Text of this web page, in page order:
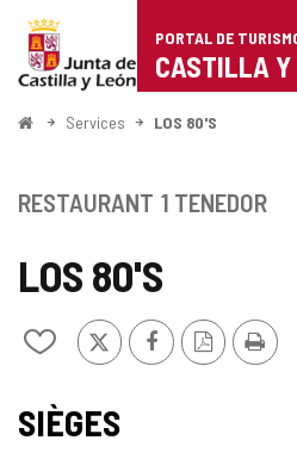
Portal
de
Turismo
Castilla
León
PORTAL DE
CASTILLA Y
<
Services LOS 80'S
LOS 80'S
Ajouter/retirer
de
cahiers
X FacebookVersion
PDF
RESTAURANT 1 TENEDOR
SIÈGES